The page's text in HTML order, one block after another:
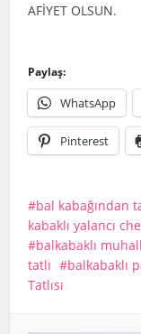
AFİYET OLSUN.
Paylaş:
WhatsApp
Pinterest
bal kabağından
kabaklı yalancı
balkabaklı
tatlı
balkabaklı
Tatlısı